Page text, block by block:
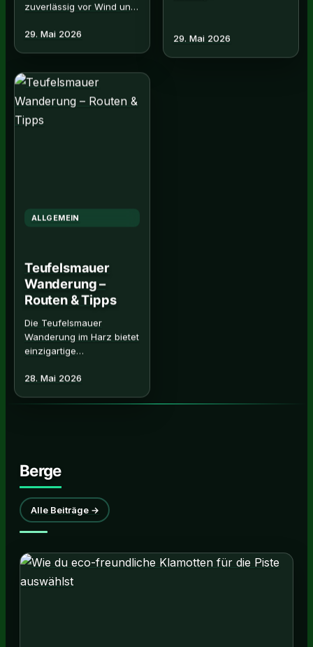
Regen. Hier erfahren,
die Tour eignen. Jetzt.
hier! Read More…
Wanderung –
Routen & Tipps
Die Teufelsmauer
Wanderung im Harz bietet
einzigartige
Felsformationen und
Panoramablicke. Erfahren
alles über Routen,
28. Mai 2026
Berge
Alle Beiträge →